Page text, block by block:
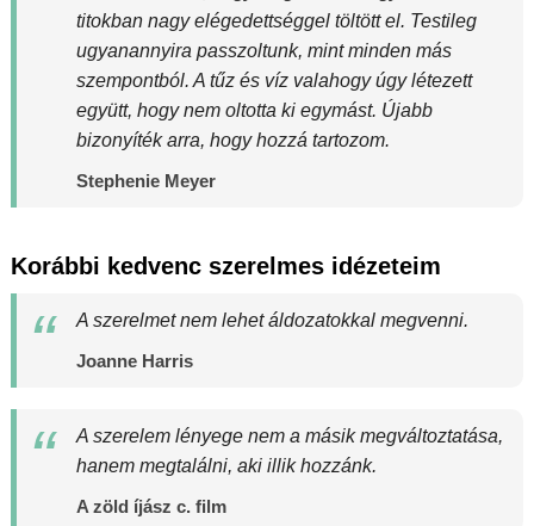
titokban nagy elégedettséggel töltött el. Testileg
ugyanannyira passzoltunk, mint minden más
szempontból. A tűz és víz valahogy úgy létezett
együtt, hogy nem oltotta ki egymást. Újabb
bizonyíték arra, hogy hozzá tartozom.
Stephenie Meyer
Korábbi kedvenc szerelmes idézeteim
A szerelmet nem lehet áldozatokkal megvenni.
Joanne Harris
A szerelem lényege nem a másik megváltoztatása,
hanem megtalálni, aki illik hozzánk.
A zöld íjász c. film